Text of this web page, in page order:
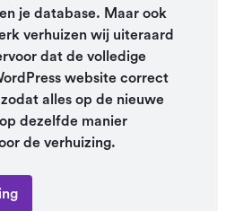
je database. Maar ook
verhuizen wij uiteraard
dat de volledige
website correct
alles op de nieuwe
dezelfde manier
de verhuizing.